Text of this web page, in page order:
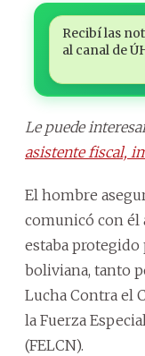
Recibí las
al canal de
Le puede
asistente fiscal,
El hombre
comunicó con él
estaba protegido
boliviana, tanto
Lucha Contra el
la Fuerza
(FELCN).